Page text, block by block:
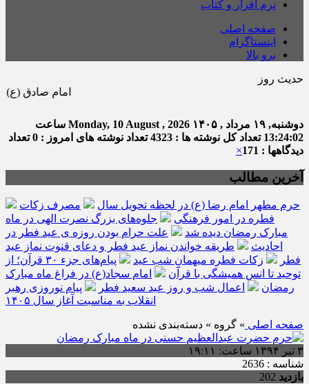
نرم افزار و کتاب
صفحه اصلی
اینستاگرام
برو بالا
حدیث روز
امام صادق (ع) می
دوشنبه, ۱۹ مرداد , ۱۴۰۵ Monday, 10 August , 2026 ساعت
13:24:03 تعداد کل نوشته ها : 4323 تعداد نوشته های امروز : 0
تعداد
دیدگاهها : 171
×
آخرین مطالب
حرم مطهر امام رضا (ع) در لحظه تحویل سال
مصرف زکات
فطره در امور فرهنگی
جلوه‌های بزرگ نصرت الهی در ماه
مبارک رمضان دیده شد
علت حرام بودن روزه ی عید فطر در
احادیث
طریقه خواندن نماز عید فطر و دعای قنوت نماز عید
فطر
زکات فطره میهمانِ شب عید
پیام‌های جزء ۳۰ قرآن؛ از
توحید تا انس همیشگی با قرآن
امام سجاد(ع) در فراغ ماه مبارک
رمضان
اعمال شب و روز عید سعید فطر
پیام نوروزی رهبر
انقلاب به مناسبت آغاز سال ۱۴۰۵
صفحه اصلی » گروه » دسته‌بندی نشده
۳ تیر ۱۳۹۴ ساعت: ۱۹:۱۱
شناسه : 2636
بازدید 202